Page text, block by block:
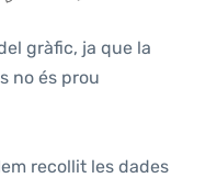
gràfic, ja que la
no és prou
recollit les dades